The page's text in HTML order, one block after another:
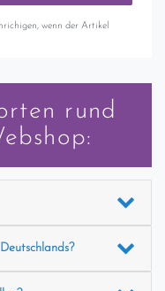
wenn der Artikel
rund